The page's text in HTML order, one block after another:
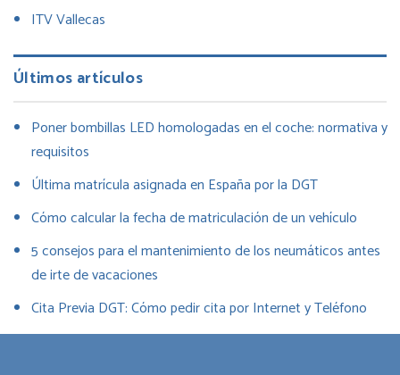
ITV Vallecas
Últimos artículos
Poner bombillas LED homologadas en el coche: normativa y
requisitos
Última matrícula asignada en España por la DGT
Cómo calcular la fecha de matriculación de un vehículo
5 consejos para el mantenimiento de los neumáticos antes
de irte de vacaciones
Cita Previa DGT: Cómo pedir cita por Internet y Teléfono